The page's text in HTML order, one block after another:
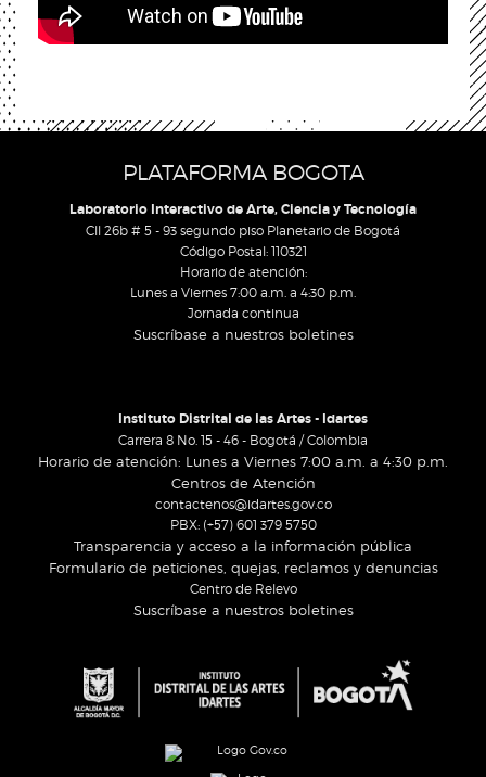
PLATAFORMA BOGOTA
Laboratorio Interactivo de Arte, Ciencia y Tecnología
Cll 26b # 5 - 93 segundo piso Planetario de Bogotá
Código Postal: 110321
Horario de atención:
Lunes a Viernes 7:00 a.m. a 4:30 p.m.
Jornada continua
Suscríbase a nuestros boletines
Instituto Distrital de las Artes - Idartes
Carrera 8 No. 15 - 46 - Bogotá / Colombia
Horario de atención: Lunes a Viernes 7:00 a.m. a 4:30 p.m.
Centros de Atención
contactenos@idartes.gov.co
PBX: (+57) 601 379 5750
Transparencia y acceso a la información pública
Formulario de peticiones, quejas, reclamos y denuncias
Centro de Relevo
Suscríbase a nuestros boletines